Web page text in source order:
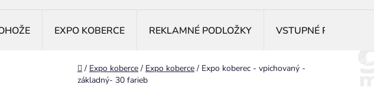
EXPO KOBERCE REKLAMNÉ PODLOŽKY VSTUPNÉ ROHOŽE
Domov
/ Expo koberce / Expo koberce / Expo koberec - vpichovaný -
základný- 30 farieb